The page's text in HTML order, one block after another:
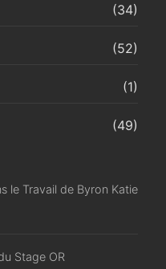
(34)
(52)
(1)
(49)
le Travail de Byron Katie
Stage OR